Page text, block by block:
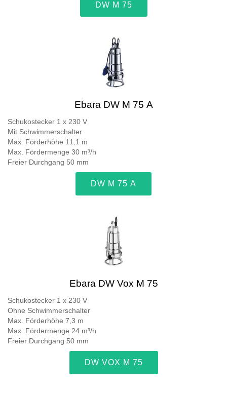
DW M 75
Ebara DW M 75 A
Schukostecker 1 x 230 V
Mit Schwimmerschalter
Max. Förderhöhe 11,1 m
Max. Fördermenge 30 m³/h
Freier Durchgang 50 mm
DW M 75 A
Ebara DW Vox M 75
Schukostecker 1 x 230 V
Ohne Schwimmerschalter
Max. Förderhöhe 7,3 m
Max. Fördermenge 24 m³/h
Freier Durchgang 50 mm
DW VOX M 75